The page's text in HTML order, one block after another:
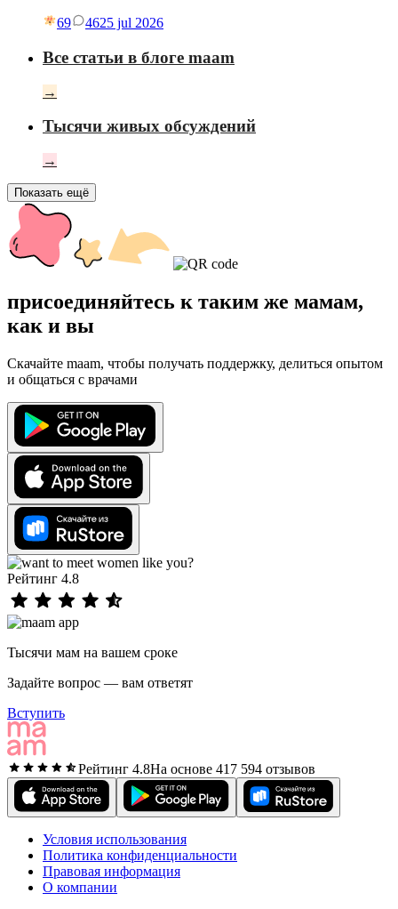
69 4625 jul 2026
Все статьи в блоге maam
→
Тысячи живых обсуждений
→
Показать ещё
присоединяйтесь к таким же мамам,
как и вы
Скачайте maam, чтобы получать поддержку, делиться опытом
и общаться с врачами
Рейтинг 4.8
Тысячи мам на вашем сроке
Задайте вопрос — вам ответят
Вступить
Рейтинг 4.8На основе 417 594 отзывов
Условия использования
Политика конфиденциальности
Правовая информация
О компании